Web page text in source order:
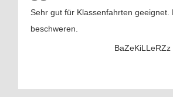
Sehr gut für Klassenfahrten geeignet.
beschweren.